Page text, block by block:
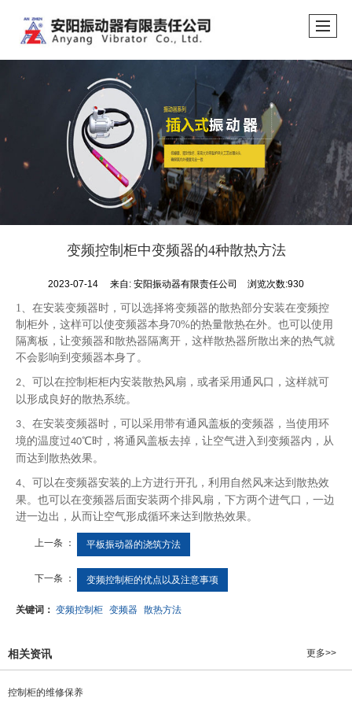
变频控制柜中变频器的4种散热方法
2023-07-14 来自:安阳振动器有限责任公司 浏览次数:930
1、在安装变频器时，可以选择将变频器的散热部分安装在变频控
制柜外，这样可以使变频器本身70%的热量散热在外。也可以使用
隔离板，让变频器和散热器隔离开，这样散热器所散出来的热气就
不会影响到变频器本身了。
2、可以在控制柜柜内安装散热风扇，或者采用通风口，这样就可
以形成良好的散热系统。
3、在安装变频器时，可以采用带有通风盖板的变频器，当使用环
境的温度过40℃时，将通风盖板去掉，让空气进入到变频器内，从
而达到散热效果。
4、 可以在变频器安装的上方进行开孔，利用自然风来达到散热效
果。也可以在变频器后面安装两个排风扇，下方两个进气口，一边
进一边出，从而让空气形成循环来达到散热效果。
上一条 ： 平板振动器的浇筑方法
下一条 ： 变频控制柜的优点以及注意事项
关键词： 变频控制柜 变频器 散热方法
相关资讯 更多>>
控制柜的维修保养